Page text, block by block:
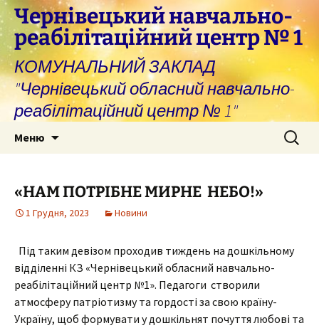
Перейти
до
вмісту
Чернівецький навчально-
реабілітаційний центр № 1
КОМУНАЛЬНИЙ ЗАКЛАД
"Чернівецький обласний навчально-
реабілітаційний центр № 1"
Меню Пошук:
«НАМ ПОТРІБНЕ МИРНЕ НЕБО!»
1 Грудня, 2023 Новини
Під таким девізом проходив тиждень на дошкільному
відділенні КЗ «Чернівецький обласний навчально-
реабілітаційний центр №1». Педагоги створили
атмосферу патріотизму та гордості за свою країну-
Україну, щоб формувати у дошкільнят почуття любові та